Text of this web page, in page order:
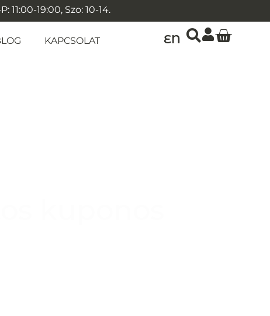
19:00, Szo: 10-14.
KAPCSOLAT EN